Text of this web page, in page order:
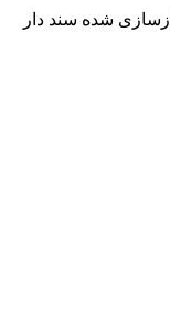
قدیمی بازسازی شده سند دار